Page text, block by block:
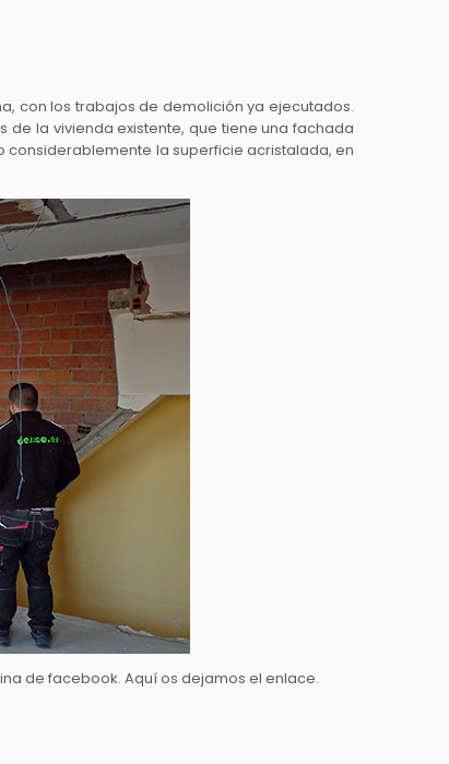
con los trabajos de demolición ya ejecutados.
la vivienda existente, que tiene una fachada
considerablemente la superficie acristalada, en
de facebook. Aquí os dejamos el enlace.